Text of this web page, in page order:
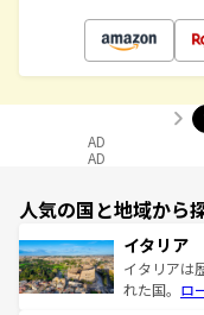
AD
AD
人気の国と地域から
イタリア
イタリアは
れた国。 ロ